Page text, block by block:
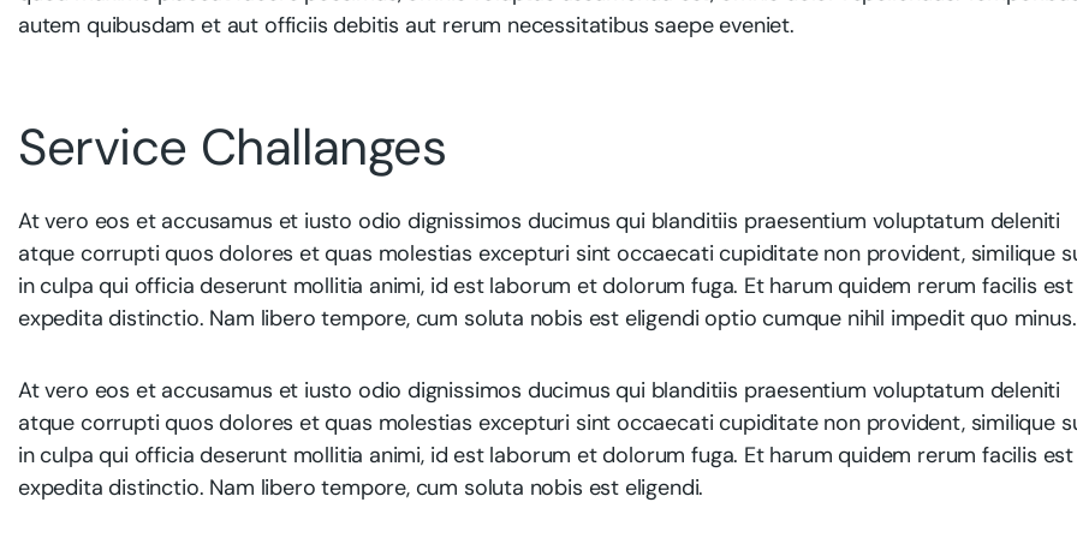
autem quibusdam et aut officiis debitis aut rerum necessitatibus saepe eveniet.
Service Challanges
At vero eos et accusamus et iusto odio dignissimos ducimus qui blanditiis praesentium voluptatum deleniti
atque corrupti quos dolores et quas molestias excepturi sint occaecati cupiditate non provident, similique
in culpa qui officia deserunt mollitia animi, id est laborum et dolorum fuga. Et harum quidem rerum facilis
expedita distinctio. Nam libero tempore, cum soluta nobis est eligendi optio cumque nihil impedit quo minus.
At vero eos et accusamus et iusto odio dignissimos ducimus qui blanditiis praesentium voluptatum deleniti
atque corrupti quos dolores et quas molestias excepturi sint occaecati cupiditate non provident, similique
in culpa qui officia deserunt mollitia animi, id est laborum et dolorum fuga. Et harum quidem rerum facilis
expedita distinctio. Nam libero tempore, cum soluta nobis est eligendi.